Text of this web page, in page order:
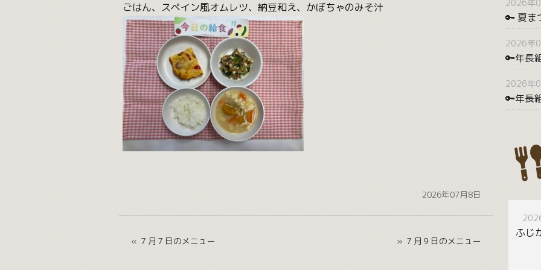
ごはん、スペイン風オムレツ、納豆和え、かぼちゃのみそ汁
2026年07月8日
« ７月７日のメニュー » ７月９日のメニュー
2026年
🔑 夏ま
2026年
🔑年長
2026年
🔑年長
ふじ